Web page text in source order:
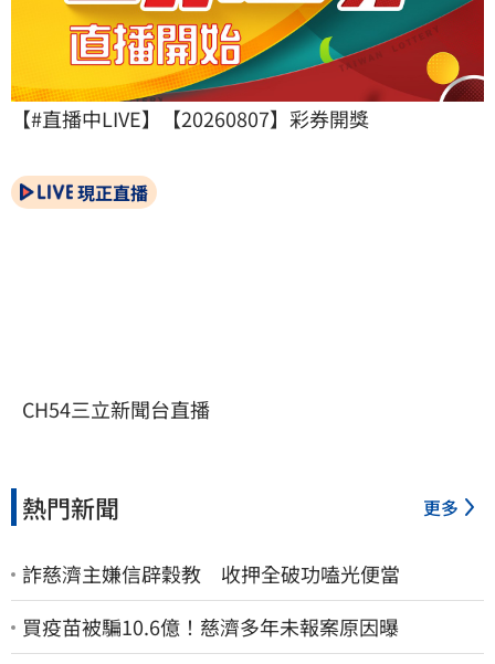
【#直播中LIVE】【20260807】彩券開獎
現正直播
CH54三立新聞台直播
熱門新聞 更多
詐慈濟主嫌信辟穀教 收押全破功嗑光便當
買疫苗被騙10.6億！慈濟多年未報案原因曝